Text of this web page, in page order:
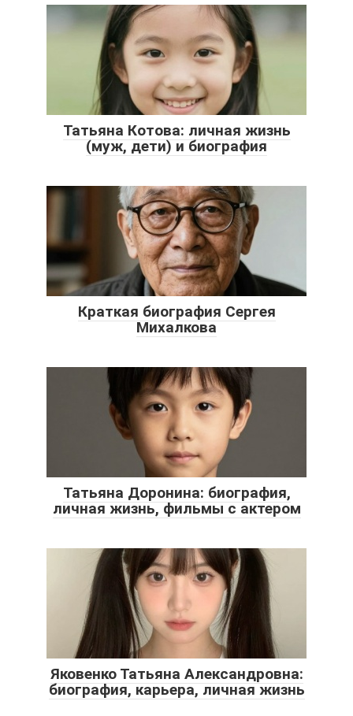
Татьяна Котова: личная жизнь
(муж, дети) и биография
Краткая биография Сергея
Михалкова
Татьяна Доронина: биография,
личная жизнь, фильмы с актером
Яковенко Татьяна Александровна:
биография, карьера, личная жизнь